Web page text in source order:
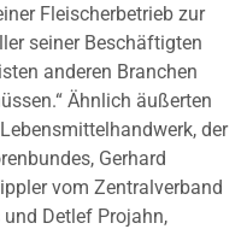
Fleischerbetrieb zur
seiner Beschäftigten
anderen Branchen
Ähnlich äußerten
der
Gerhard
vom Zentralverband
Detlef Projahn,